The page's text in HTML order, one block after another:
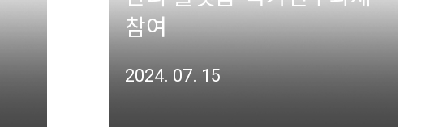
참여
2024. 07. 15